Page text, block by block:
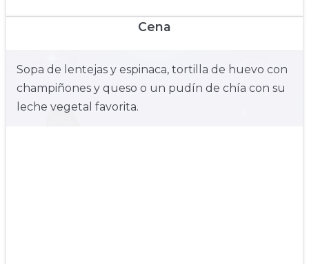
Cena
Sopa de lentejas y espinaca, tortilla de huevo con
champiñones y queso o un pudín de chía con su
leche vegetal favorita.